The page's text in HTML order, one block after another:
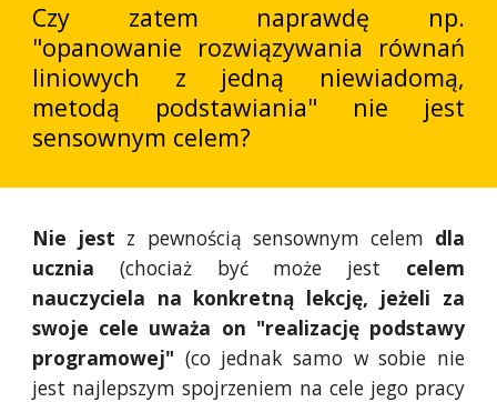
Czy zatem naprawdę np.
"opanowanie rozwiązywania równań
liniowych z jedną niewiadomą,
metodą podstawiania" nie jest
sensownym celem?
Nie jest z pewnością sensownym celem dla
ucznia (chociaż być może jest celem
nauczyciela na konkretną lekcję, jeżeli za
swoje cele uważa on "realizację podstawy
programowej" (co jednak samo w sobie nie
jest najlepszym spojrzeniem na cele jego pracy